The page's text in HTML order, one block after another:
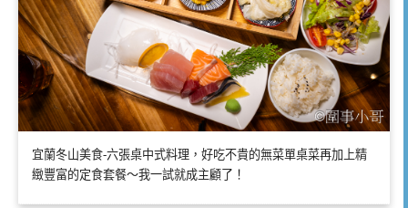
宜蘭冬山美食-六張桌中式料理，好吃不貴的無菜單桌菜再加上精
緻豐富的定食套餐～我一試就成主顧了！